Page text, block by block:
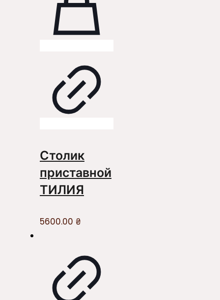
Столик
приставной
ТИЛИЯ
5600.00 ₴